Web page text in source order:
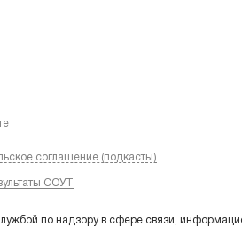
соглашение (подкасты)
СОУТ
по надзору в сфере связи,